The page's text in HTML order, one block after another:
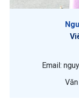
Email: